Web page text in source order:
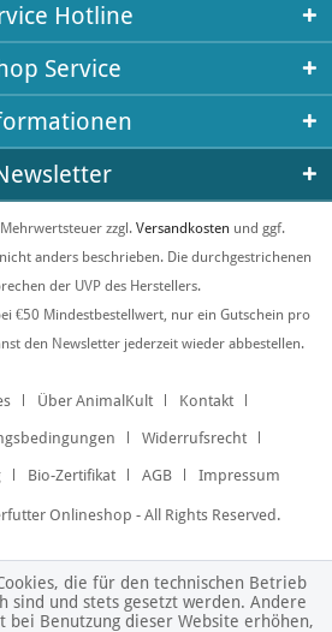
Hotline
Service
zzgl. Versandkosten und ggf.
anders beschrieben. Die durchgestrichenen
der UVP des Herstellers.
€50 Mindestbestellwert, nur ein Gutschein pro
den Newsletter jederzeit wieder abbestellen.
Über AnimalKult Kontakt
Widerrufsrecht
Bio-Zertifikat AGB Impressum
Onlineshop - All Rights Reserved.
die für den technischen Betrieb
sind und stets gesetzt werden. Andere
bei Benutzung dieser Website erhöhen,